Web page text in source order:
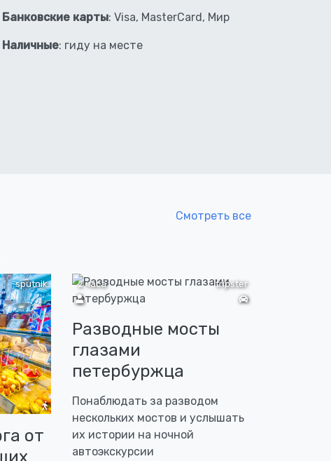
Банковские карты: Visa, MasterCard, Мир
Наличные: гиду на месте
Смотреть все
sputnik
от
tripster
2 часа
Разводные мосты
глазами
петербуржца
Понаблюдать за разводом
нескольких мостов и услышать
их истории на ночной
автоэкскурсии